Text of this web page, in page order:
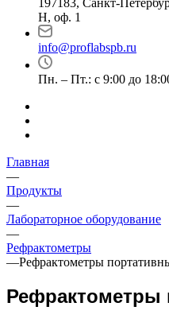
197183, Санкт-
Н, оф. 1
info@proflabspb.ru
Пн. – Пт.: с 9:00 до
Главная
—
Продукты
—
Лабораторное оборудование
—
Рефрактометры
—Рефрактометры
Рефрактометры